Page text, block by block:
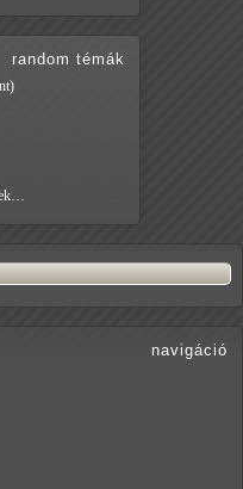
random témák
navigáció